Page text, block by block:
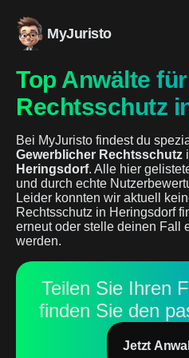
MyJuristo
Top Anwälte
Rechtsschutz
Bei MyJuristo findest du
Gewerblicher Rechtsschutz
Heringsdorf. Alle hier
und durch echte
Leider konnten wir aktuell
Rechtsschutz in Heringsdorf
erneut oder stelle deinen Fall
werden.
Teilen Sie Ihren
finden Sie den
Jetzt